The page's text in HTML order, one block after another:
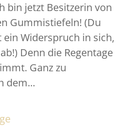
bin jetzt Besitzerin von
Gummistiefeln! (Du
ein Widerspruch in sich,
Denn die Regentage
Ganz zu
dem...